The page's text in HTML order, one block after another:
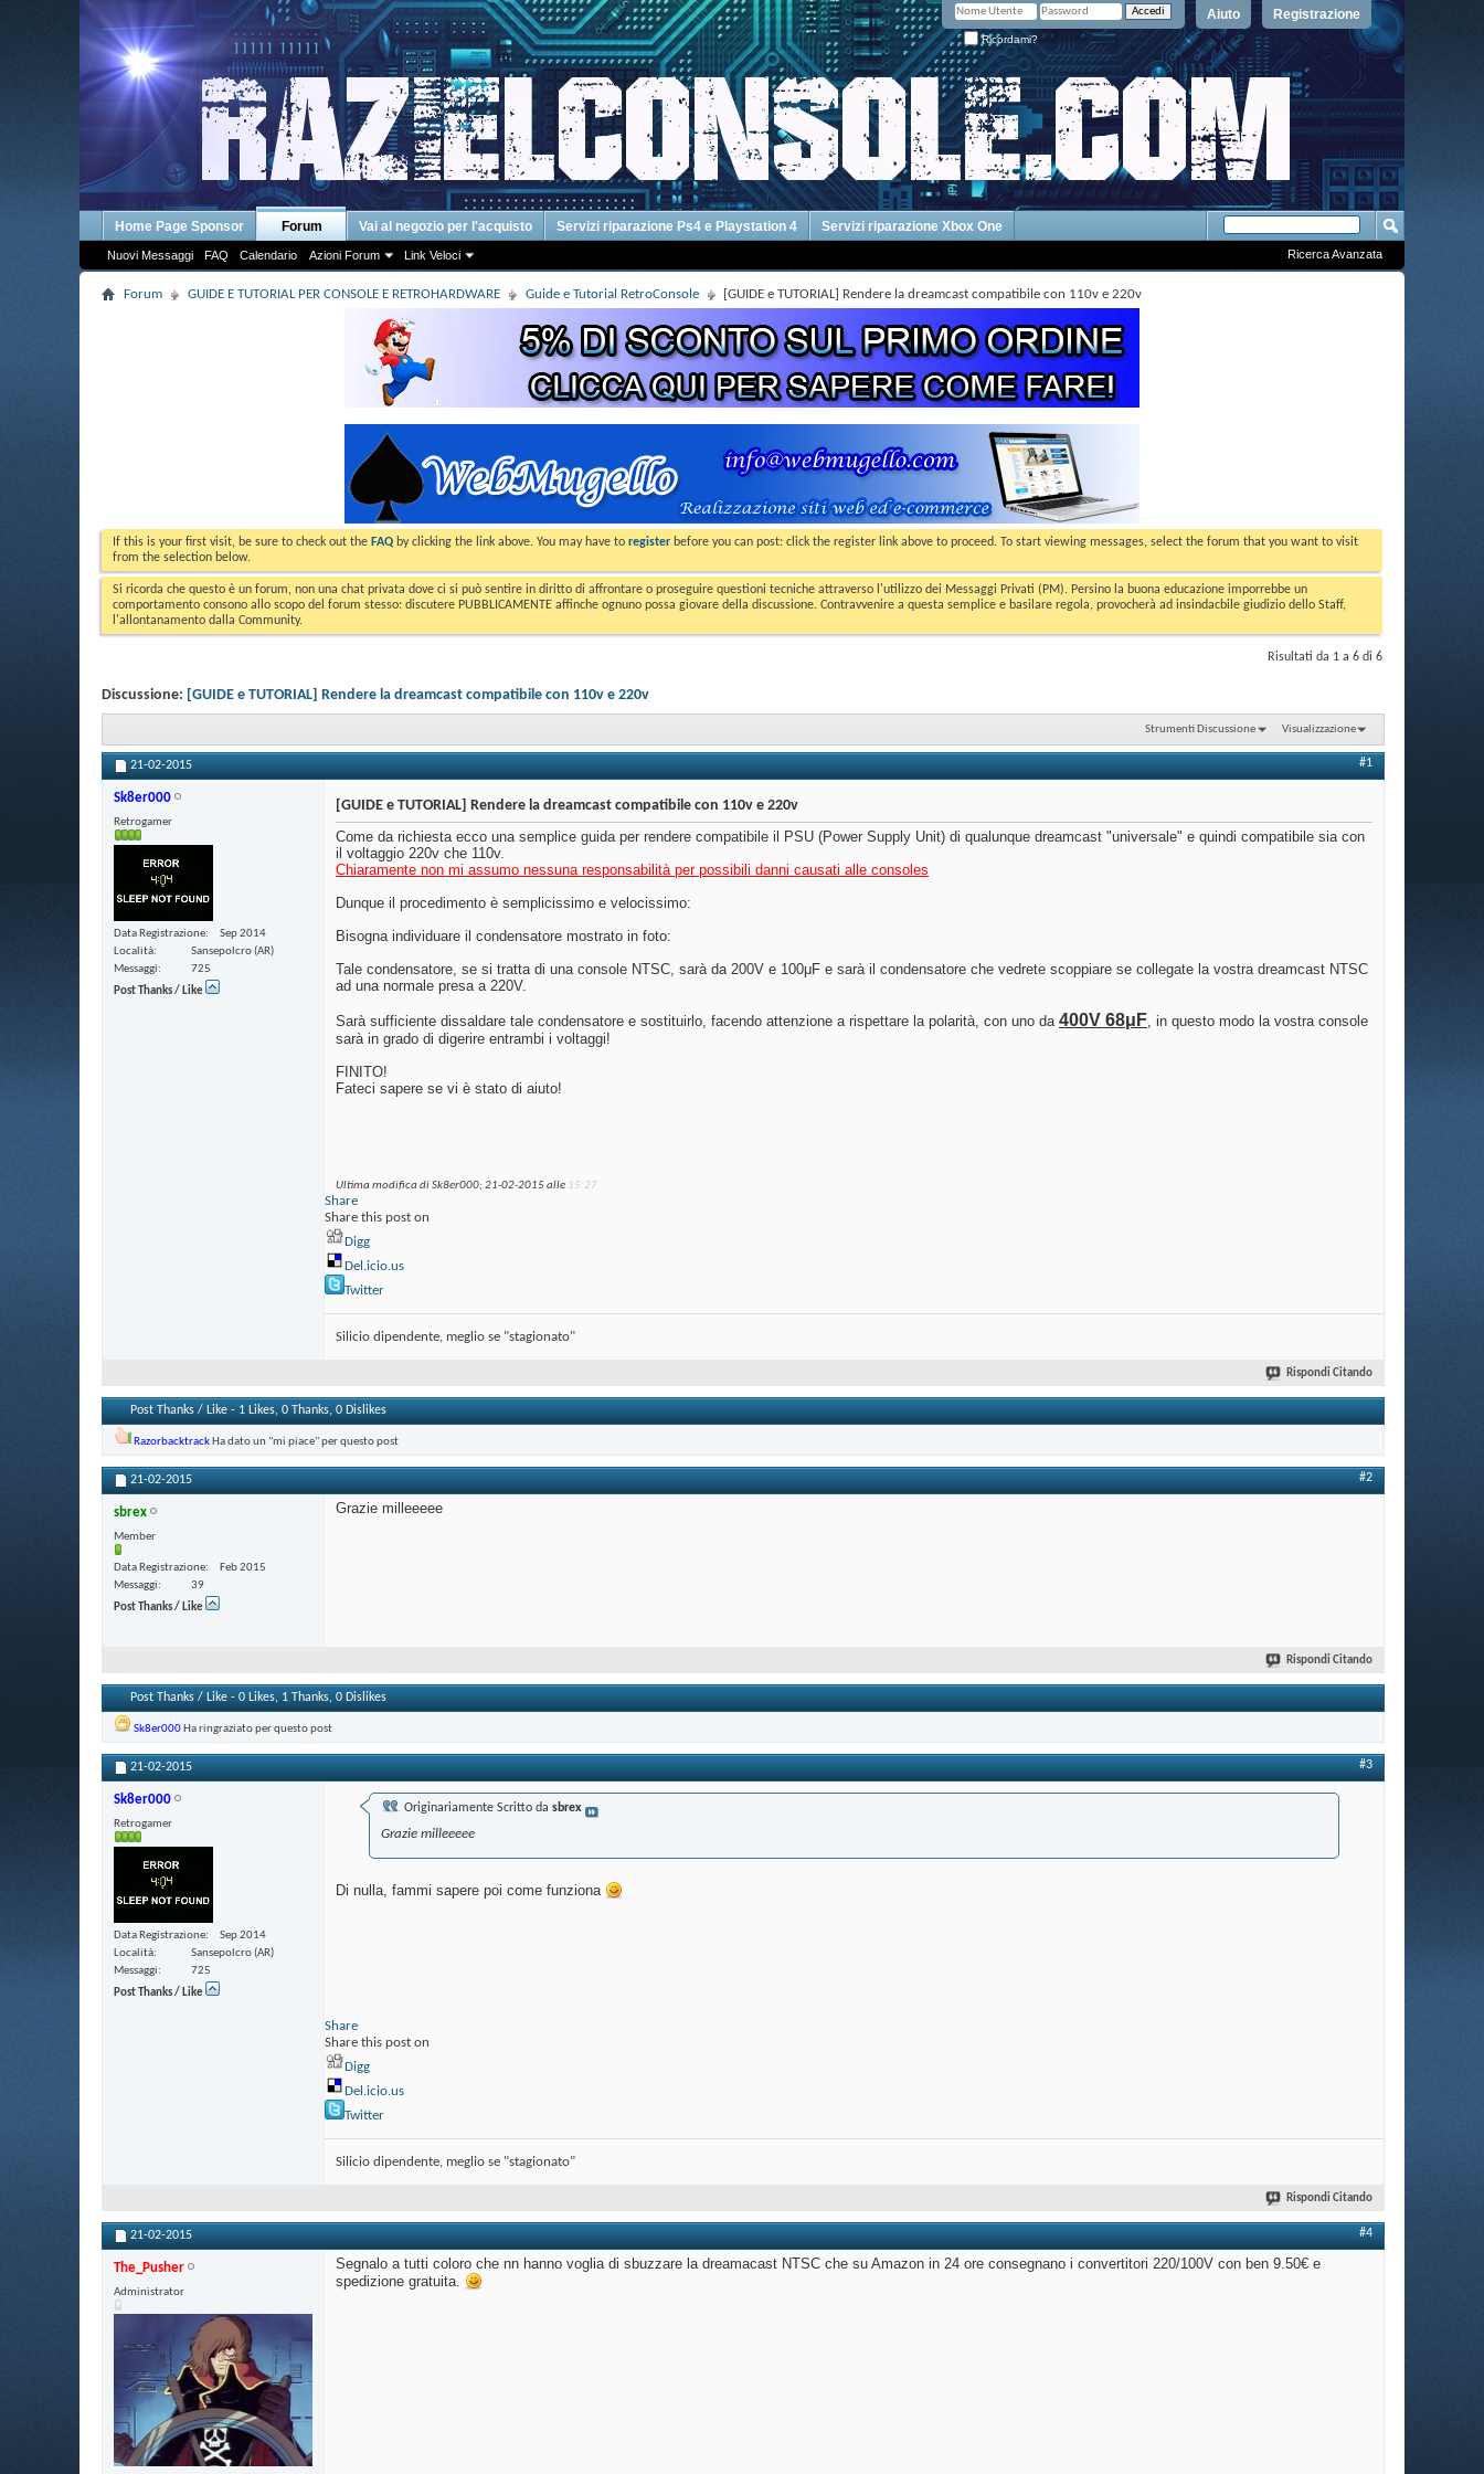
Registrazione
Aiuto
Ricordami?
Home Page Sponsor Forum
Nuovi Messaggi FAQ Calendario Azioni Forum Link Veloci
Vai al negozio per l'acquisto Servizi riparazione Ps4 e Playstation 4 Servizi riparazione Xbox One
Ricerca Avanzata
Forum GUIDE E TUTORIAL PER CONSOLE E RETROHARDWARE Guide e Tutorial RetroConsole [GUIDE e TUTORIAL] Rendere la dreamcast compatibile con 110v e 220v
If this is your first visit, be sure to check out the FAQ by clicking the link above. You may have to register before you can post: click the register link above to proceed. To start viewing messages, select the forum that you want to visit
from the selection below.
Si ricorda che questo è un forum, non una chat privata dove ci si può sentire in diritto di affrontare o proseguire questioni tecniche attraverso l'utilizzo dei Messaggi Privati (PM). Persino la buona educazione imporrebbe un
comportamento consono allo scopo del forum stesso: discutere PUBBLICAMENTE affinche ognuno possa giovare della discussione. Contravvenire a questa semplice e basilare regola, provocherà ad insindacbile giudizio dello Staff,
l'allontanamento dalla Community.
Risultati da 1 a 6 di 6
Discussione: [GUIDE e TUTORIAL] Rendere la dreamcast compatibile con 110v e 220v
Strumenti Discussione Visualizzazione
21-02-2015 #1
Sk8er000
Retrogamer
Data Registrazione
Sep 2014
Località
Sansepolcro (AR)
Messaggi
725
Post Thanks / Like
[GUIDE e TUTORIAL] Rendere la dreamcast compatibile con 110v e 220v
Come da richiesta ecco una semplice guida per rendere compatibile il PSU (Power Supply Unit) di qualunque dreamcast "universale" e quindi compatibile sia con
il voltaggio 220v che 110v.
Chiaramente non mi assumo nessuna responsabilità per possibili danni causati alle consoles
Dunque il procedimento è semplicissimo e velocissimo:
Bisogna individuare il condensatore mostrato in foto:
Tale condensatore, se si tratta di una console NTSC, sarà da 200V e 100μF e sarà il condensatore che vedrete scoppiare se collegate la vostra dreamcast NTSC
ad una normale presa a 220V.
Sarà sufficiente dissaldare tale condensatore e sostituirlo, facendo attenzione a rispettare la polarità, con uno da 400V 68μF, in questo modo la vostra console
sarà in grado di digerire entrambi i voltaggi!
FINITO!
Fateci sapere se vi è stato di aiuto!
Ultima modifica di Sk8er000; 21-02-2015 alle 15:27
Share
Share this post on
Digg
Del.icio.us
Twitter
Silicio dipendente, meglio se "stagionato"
Rispondi Citando
Post Thanks / Like - 1 Likes, 0 Thanks, 0 Dislikes
RazorbacktrackHa dato un "mi piace" per questo post
21-02-2015 #2
sbrex
Member
Data Registrazione
Feb 2015
Messaggi
39
Post Thanks / Like
Grazie milleeeee
Rispondi Citando
Post Thanks / Like - 0 Likes, 1 Thanks, 0 Dislikes
Sk8er000Ha ringraziato per questo post
21-02-2015 #3
Sk8er000
Retrogamer
Data Registrazione
Sep 2014
Località
Sansepolcro (AR)
Messaggi
725
Post Thanks / Like
Originariamente Scritto da sbrex
Grazie milleeeee
Di nulla, fammi sapere poi come funziona
Share
Share this post on
Digg
Del.icio.us
Twitter
Silicio dipendente, meglio se "stagionato"
Rispondi Citando
21-02-2015 #4
The_Pusher
Administrator
Segnalo a tutti coloro che nn hanno voglia di sbuzzare la dreamacast NTSC che su Amazon in 24 ore consegnano i convertitori 220/100V con ben 9.50€ e
spedizione gratuita.